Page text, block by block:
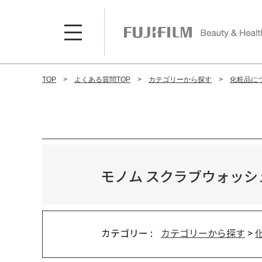
TOP よくある質問TOP カテゴリーから探す 化粧品に
モノム スクラブウォッ
カテゴリー : カテゴリーから探す >